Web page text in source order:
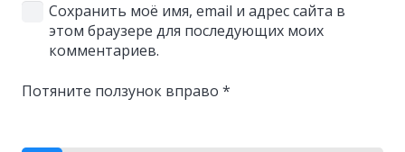
Сохранить моё имя, email и адрес сайта в
этом браузере для последующих моих
комментариев.
Потяните ползунок вправо *